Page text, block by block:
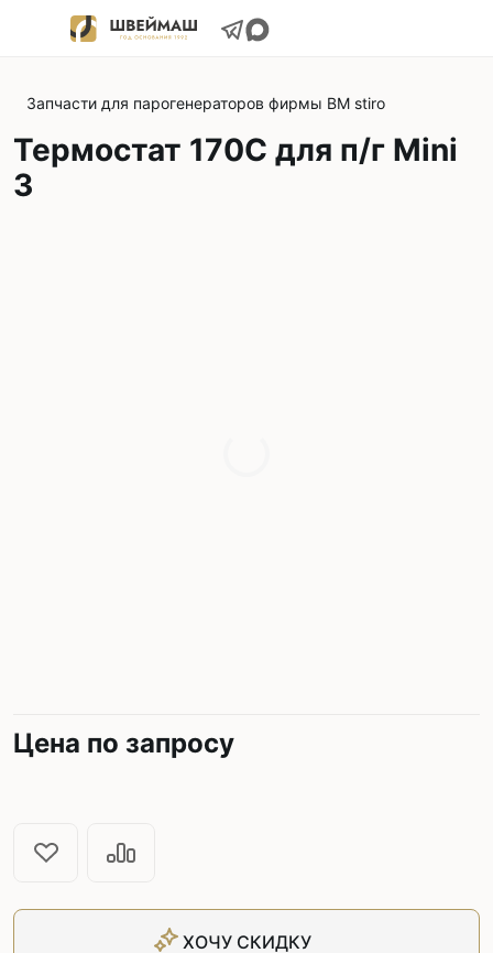
Запчасти для парогенераторов фирмы BM stiro
Термостат 170С для п/г Mini
3
Цена по запросу
ХОЧУ СКИДКУ